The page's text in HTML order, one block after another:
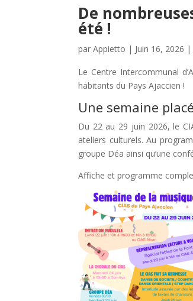
De
été !
par Appietto | Juin 16, 2026 |
Le Centre Intercommunal
habitants du Pays Ajaccien !
Une semaine
Du 22 au 29 juin 2026, le
ateliers culturels. Au
groupe Déa ainsi qu’une
Affiche et programme